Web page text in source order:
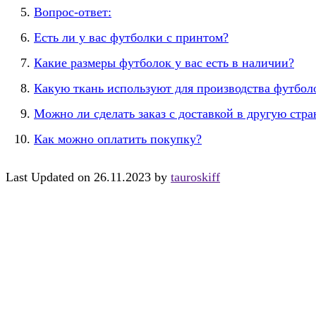
Вопрос-ответ:
Есть ли у вас футболки с принтом?
Какие размеры футболок у вас есть в наличии?
Какую ткань используют для производства
Можно ли сделать заказ с доставкой в другую
Как можно оплатить покупку?
Last Updated on 26.11.2023 by tauroskiff